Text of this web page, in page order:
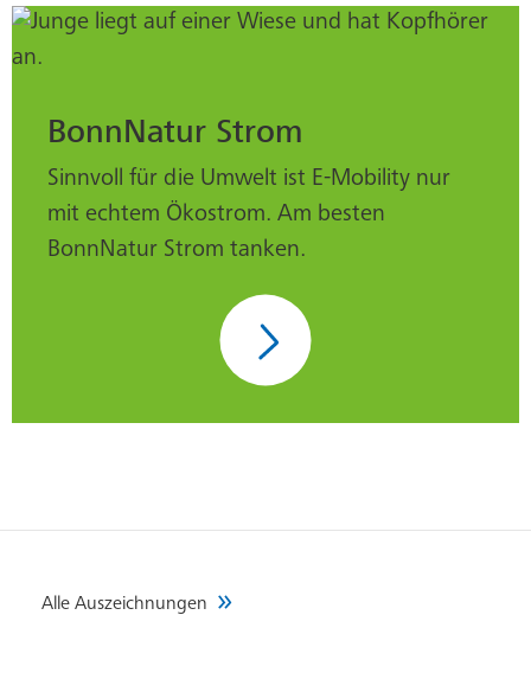
BonnNatur Strom
Sinnvoll für die Umwelt ist E-Mobility nur
mit echtem Ökostrom. Am besten
BonnNatur Strom tanken.
Alle Auszeichnungen